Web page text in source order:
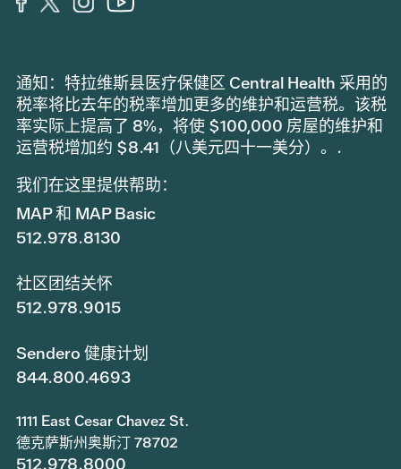
通知：特拉维斯县医疗保健区 Central Health 采用的
税率将比去年的税率增加更多的维护和运营税。该税
率实际上提高了 8%，将使 $100,000 房屋的维护和
运营税增加约 $8.41（八美元四十一美分）。.
我们在这里提供帮助：
MAP 和 MAP Basic
512.978.8130
社区团结关怀
512.978.9015
Sendero 健康计划
844.800.4693
1111 East Cesar Chavez St.
德克萨斯州奥斯汀 78702
512.978.8000